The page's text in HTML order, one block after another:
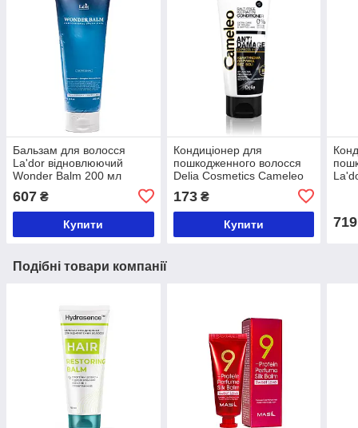
Бальзам для волосся
La'dor відновлюючий
Wonder Balm 200 мл
607 ₴
Купити
Кондиціонер для
пошкодженного волосся
Delia Cosmetics Cameleo
173₴
Купити 719
Подібні товари компанії